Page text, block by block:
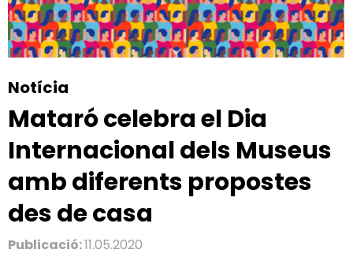
Notícia
Mataró celebra el Dia
Internacional dels Museus
amb diferents propostes
des de casa
Publicació:11.05.2020